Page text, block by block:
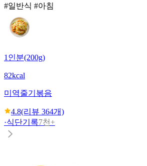
#일반식 #아침
1인분(200g)
82kcal
미역줄기볶음
4.8(리뷰 364개)
·식단기록7천+